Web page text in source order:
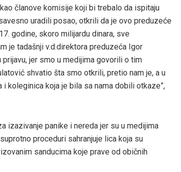
članove komisije koji bi trebalo da ispitaju
uradili posao, otkrili da je ovo preduzeće
godine, skoro milijardu dinara, sve
je tadašnji v.d.direktora preduzeća Igor
jer smo u medijima govorili o tim
shvatio šta smo otkrili, pretio nam je, a u
koleginica koja je bila sa nama dobili otkaze”,
izazivanje panike i nereda jer su u medijima
proceduri sahranjuje lica koja su
sanducima koje prave od običnih